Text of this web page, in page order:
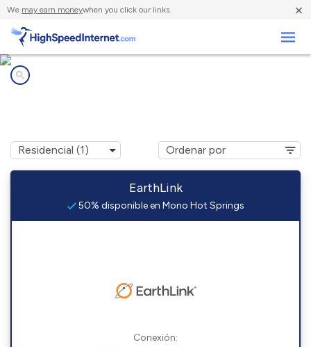
We may earn moneywhen you click our links. ×
EarthLink
50% disponible en Mono Hot Springs
Conexión: